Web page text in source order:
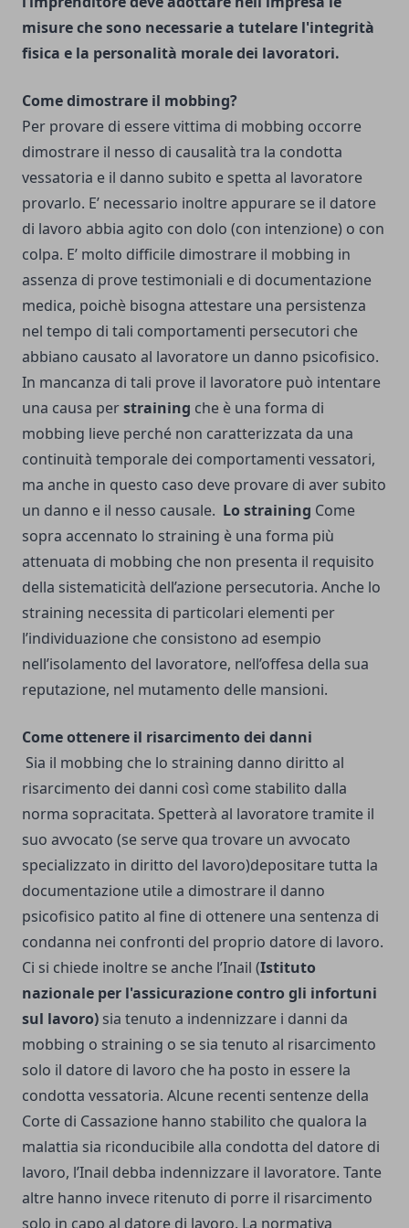
misure che sono necessarie a tutelare l'integrità
fisica e la personalità morale dei lavoratori.
Come dimostrare il mobbing?
Per provare di essere vittima di mobbing occorre
dimostrare il nesso di causalità tra la condotta
vessatoria e il danno subito e spetta al lavoratore
provarlo. E’ necessario inoltre appurare se il datore
di lavoro abbia agito con dolo (con intenzione) o con
colpa. E’ molto difficile dimostrare il mobbing in
assenza di prove testimoniali e di documentazione
medica, poichè bisogna attestare una persistenza
nel tempo di tali comportamenti persecutori che
abbiano causato al lavoratore un danno psicofisico.
In mancanza di tali prove il lavoratore può intentare
una causa perstraining che è una forma di
mobbing lieve perché non caratterizzata da una
continuità temporale dei comportamenti vessatori,
ma anche in questo caso deve provare di aver subito
un danno e il nesso causale. Lo straining Come
sopra accennato lo straining è una forma più
attenuata di mobbing che non presenta il requisito
della sistematicità dell’azione persecutoria. Anche lo
straining necessita di particolari elementi per
l’individuazione che consistono ad esempio
nell’isolamento del lavoratore, nell’offesa della sua
reputazione, nel mutamento delle mansioni.
Come ottenere il risarcimento dei danni
Sia il mobbing che lo straining danno diritto al
risarcimento dei danni così come stabilito dalla
norma sopracitata. Spetterà al lavoratore tramite il
suo avvocato (se serve qua trovare un avvocato
specializzato in diritto del lavoro)depositare tutta la
documentazione utile a dimostrare il danno
psicofisico patito al fine di ottenere una sentenza di
condanna nei confronti del proprio datore di lavoro.
Ci si chiede inoltre se anche l’Inail (Istituto
nazionale per l'assicurazione contro gli infortuni
sul lavoro) sia tenuto a indennizzare i danni da
mobbing o straining o se sia tenuto al risarcimento
solo il datore di lavoro che ha posto in essere la
condotta vessatoria. Alcune recenti sentenze della
Corte di Cassazione hanno stabilito che qualora la
malattia sia riconducibile alla condotta del datore di
lavoro, l’Inail debba indennizzare il lavoratore. Tante
altre hanno invece ritenuto di porre il risarcimento
solo in capo al datore di lavoro. La normativa